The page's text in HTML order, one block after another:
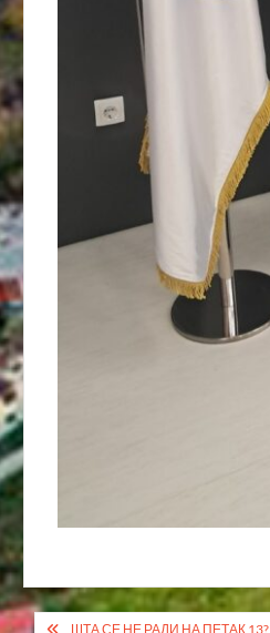
ШТА СЕ НЕ РАДИ НА ПЕТАК 13?